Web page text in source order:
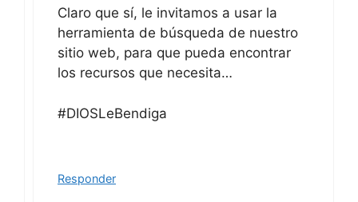
Claro que sí, le invitamos a usar la
herramienta de búsqueda de nuestro
sitio web, para que pueda encontrar
los recursos que necesita…
#DIOSLeBendiga
Responder